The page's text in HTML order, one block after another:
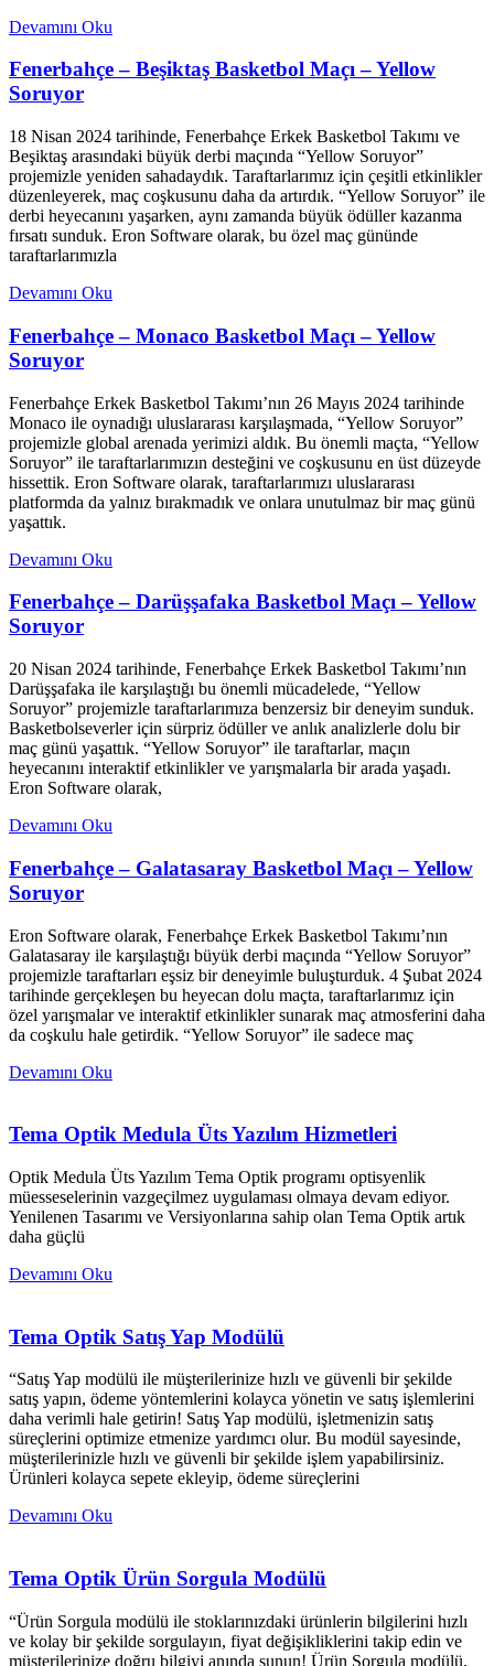
Devamını Oku
Fenerbahçe – Beşiktaş Basketbol Maçı – Yellow
Soruyor
18 Nisan 2024 tarihinde, Fenerbahçe Erkek Basketbol Takımı ve
Beşiktaş arasındaki büyük derbi maçında “Yellow Soruyor”
projemizle yeniden sahadaydık. Taraftarlarımız için çeşitli etkinlikler
düzenleyerek, maç coşkusunu daha da artırdık. “Yellow Soruyor” ile
derbi heyecanını yaşarken, aynı zamanda büyük ödüller kazanma
fırsatı sunduk. Eron Software olarak, bu özel maç gününde
taraftarlarımızla
Devamını Oku
Fenerbahçe – Monaco Basketbol Maçı – Yellow
Soruyor
Fenerbahçe Erkek Basketbol Takımı’nın 26 Mayıs 2024 tarihinde
Monaco ile oynadığı uluslararası karşılaşmada, “Yellow Soruyor”
projemizle global arenada yerimizi aldık. Bu önemli maçta, “Yellow
Soruyor” ile taraftarlarımızın desteğini ve coşkusunu en üst düzeyde
hissettik. Eron Software olarak, taraftarlarımızı uluslararası
platformda da yalnız bırakmadık ve onlara unutulmaz bir maç günü
yaşattık.
Devamını Oku
Fenerbahçe – Darüşşafaka Basketbol Maçı – Yellow
Soruyor
20 Nisan 2024 tarihinde, Fenerbahçe Erkek Basketbol Takımı’nın
Darüşşafaka ile karşılaştığı bu önemli mücadelede, “Yellow
Soruyor” projemizle taraftarlarımıza benzersiz bir deneyim sunduk.
Basketbolseverler için sürpriz ödüller ve anlık analizlerle dolu bir
maç günü yaşattık. “Yellow Soruyor” ile taraftarlar, maçın
heyecanını interaktif etkinlikler ve yarışmalarla bir arada yaşadı.
Eron Software olarak,
Devamını Oku
Fenerbahçe – Galatasaray Basketbol Maçı – Yellow
Soruyor
Eron Software olarak, Fenerbahçe Erkek Basketbol Takımı’nın
Galatasaray ile karşılaştığı büyük derbi maçında “Yellow Soruyor”
projemizle taraftarları eşsiz bir deneyimle buluşturduk. 4 Şubat 2024
tarihinde gerçekleşen bu heyecan dolu maçta, taraftarlarımız için
özel yarışmalar ve interaktif etkinlikler sunarak maç atmosferini daha
da coşkulu hale getirdik. “Yellow Soruyor” ile sadece maç
Devamını Oku
Tema Optik Medula Üts Yazılım Hizmetleri
Optik Medula Üts Yazılım Tema Optik programı optisyenlik
müesseselerinin vazgeçilmez uygulaması olmaya devam ediyor.
Yenilenen Tasarımı ve Versiyonlarına sahip olan Tema Optik artık
daha güçlü
Devamını Oku
Tema Optik Satış Yap Modülü
“Satış Yap modülü ile müşterilerinize hızlı ve güvenli bir şekilde
satış yapın, ödeme yöntemlerini kolayca yönetin ve satış işlemlerini
daha verimli hale getirin! Satış Yap modülü, işletmenizin satış
süreçlerini optimize etmenize yardımcı olur. Bu modül sayesinde,
müşterilerinizle hızlı ve güvenli bir şekilde işlem yapabilirsiniz.
Ürünleri kolayca sepete ekleyip, ödeme süreçlerini
Devamını Oku
Tema Optik Ürün Sorgula Modülü
“Ürün Sorgula modülü ile stoklarınızdaki ürünlerin bilgilerini hızlı
ve kolay bir şekilde sorgulayın, fiyat değişikliklerini takip edin ve
müşterilerinize doğru bilgiyi anında sunun! Ürün Sorgula modülü,